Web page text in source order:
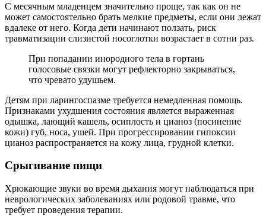
С месячным младенцем значительно проще, так как он не
может самостоятельно брать мелкие предметы, если они лежат
вдалеке от него. Когда дети начинают ползать, риск
травматизации слизистой носоглотки возрастает в сотни раз.
При попадании инородного тела в гортань
голосовые связки могут рефлекторно закрываться,
что чревато удушьем.
Детям при ларингоспазме требуется немедленная помощь.
Признаками ухудшения состояния является выраженная
одышка, лающий кашель, осиплость и цианоз (посинение
кожи) губ, носа, ушей. При прогрессировании гипоксии
цианоз распространяется на кожу лица, грудной клетки.
Срыгивание пищи
Хрюкающие звуки во время дыхания могут наблюдаться при
неврологических заболеваниях или родовой травме, что
требует проведения терапии.